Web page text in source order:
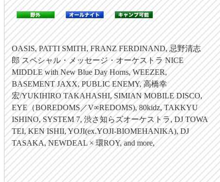
OASIS, PATTI SMITH, FRANZ FERDINAND, 忌野清志
郎 スペシャル・メッセージ・オーケストラ NICE
MIDDLE with New Blue Day Horns, WEEZER,
BASEMENT JAXX, PUBLIC ENEMY, 高橋幸
宏/YUKIHIRO TAKAHASHI, SIMIAN MOBILE DISCO,
EYE（BOREDOMS／V∞REDOMS), 80kidz, TAKKYU
ISHINO, SYSTEM 7, 渋さ知らズオーケストラ, DJ TOWA
TEI, KEN ISHII, YOJI(ex.YOJI-BIOMEHANIKA), DJ
TASAKA, NEWDEAL × 環ROY, and more,